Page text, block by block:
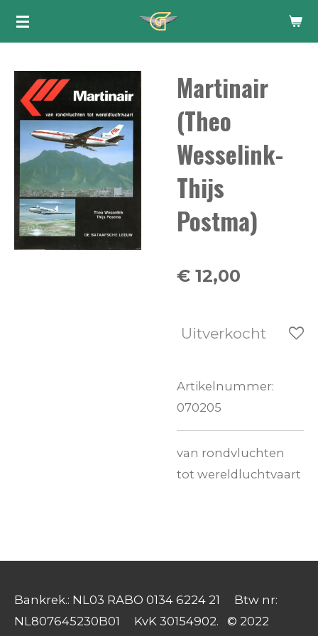
Ga
hoofdinhoud
Martinair
(Theo
Wesselink-
Thijs
Postma)
€ 12,00
Uitverkocht
Artikelnummer:
070205
van rondvluchten
tot wereldluchtvaart
Bankrek.: NL03 RABO 0134 6224 21 Btw nr:
NL807645230B01 KvK 30154902. © 2022